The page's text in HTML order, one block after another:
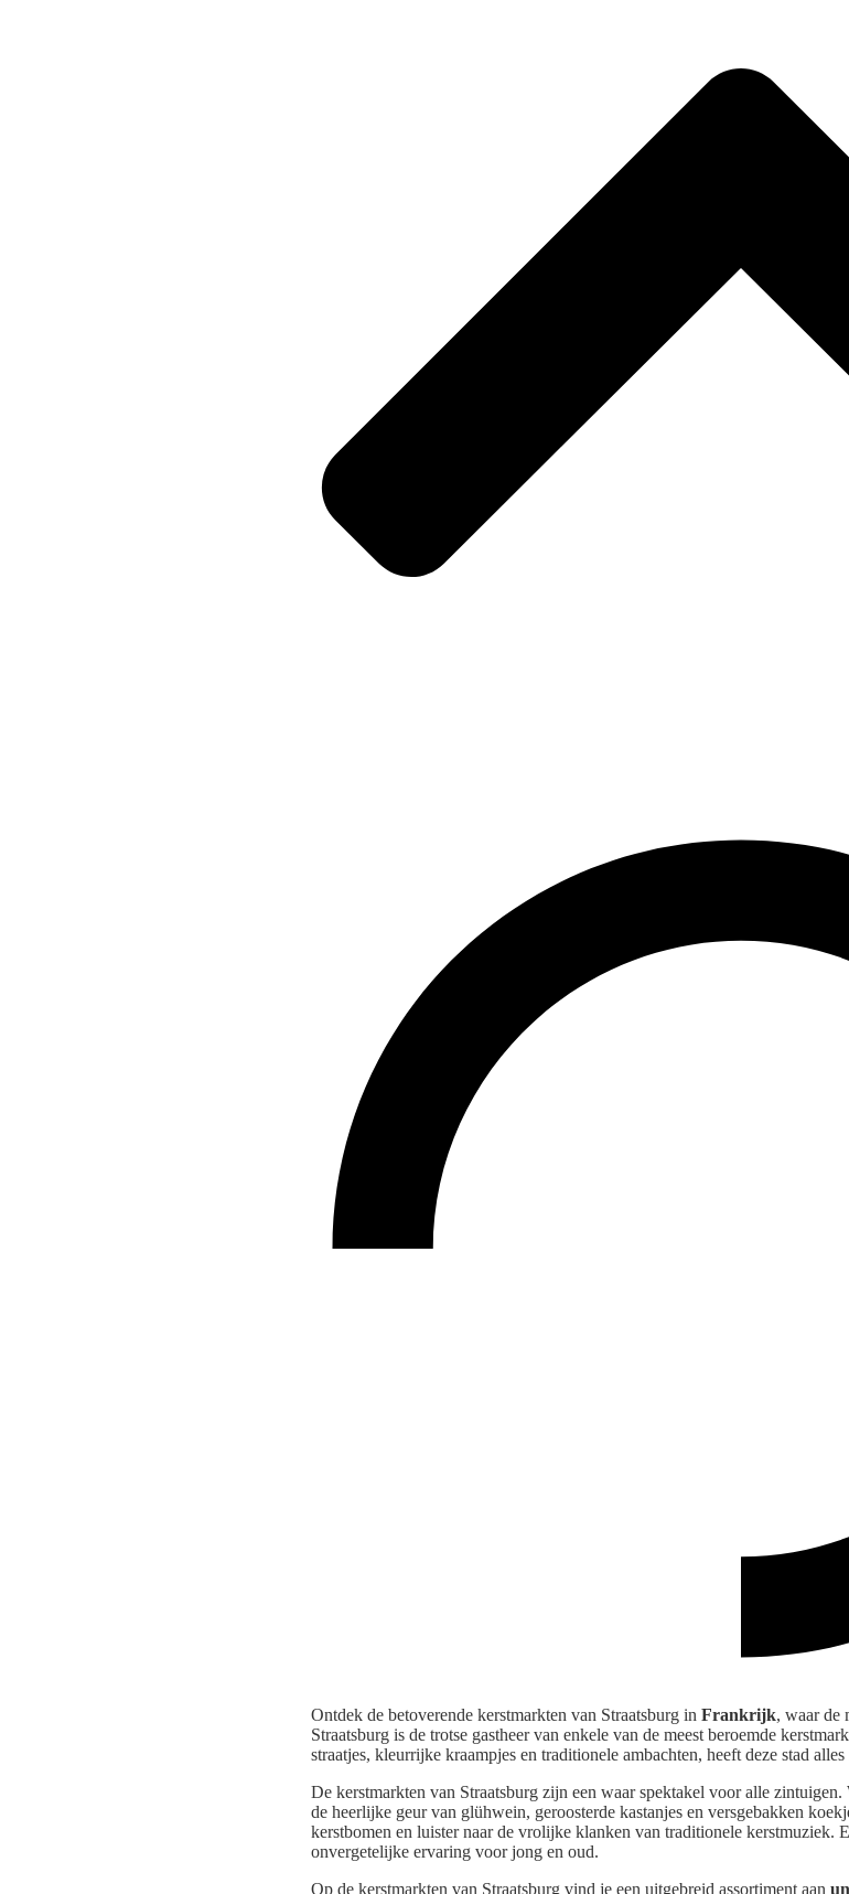
Ontdek de betoverende kerstmarkten van Straatsburg in Frankrijk, waar de
Straatsburg is de trotse gastheer van enkele van de meest beroemde
straatjes, kleurrijke kraampjes en traditionele ambachten, heeft deze stad
De kerstmarkten van Straatsburg zijn een waar spektakel voor alle
de heerlijke geur van glühwein, geroosterde kastanjes en versgebakken
kerstbomen en luister naar de vrolijke klanken van traditionele kerstmuziek.
onvergetelijke ervaring voor jong en oud.
Op de kerstmarkten van Straatsburg vind je een uitgebreid assortiment aan